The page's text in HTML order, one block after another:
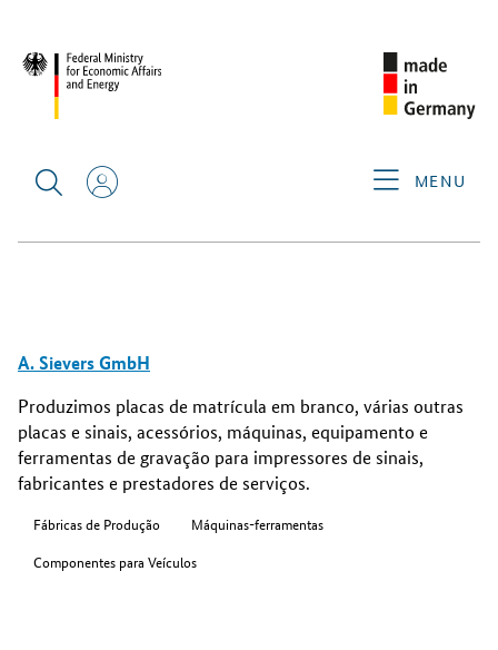
MENU
Expositores alemães
A. Sievers GmbH
Produzimos placas de matrícula em branco, várias outras
placas e sinais, acessórios, máquinas, equipamento e
ferramentas de gravação para impressores de sinais,
fabricantes e prestadores de serviços.
Fábricas de Produção
Máquinas-ferramentas
Componentes para Veículos